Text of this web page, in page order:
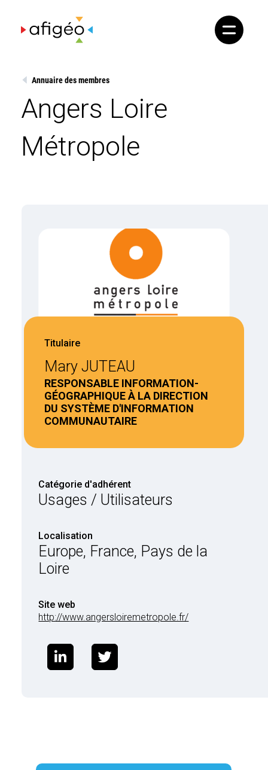
content
Annuaire des membres
Angers Loire
Métropole
Titulaire
Mary JUTEAU
RESPONSABLE INFORMATION-
GÉOGRAPHIQUE À LA DIRECTION
DU SYSTÈME D'INFORMATION
COMMUNAUTAIRE
Catégorie d'adhérent
Usages / Utilisateurs
Localisation
Europe, France, Pays de la
Loire
Site web
http://www.angersloiremetropole.fr/